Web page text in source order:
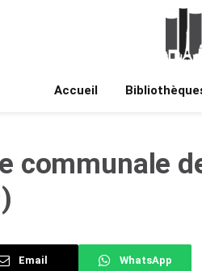
Accueil
communale
Email WhatsApp